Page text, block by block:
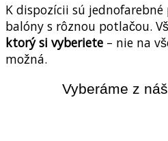
K dispozícii sú jednofarebné
balóny s rôznou potlačou.
ktorý si vyberiete – nie na
možná.
Vyberáme z